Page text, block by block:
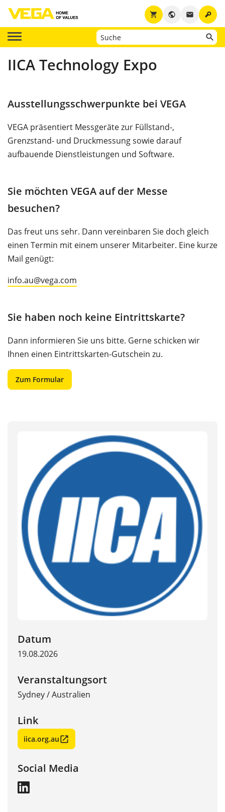
key
email
public
shopping_cart
IICA Technology Expo
Ausstellungsschwerpunkte bei VEGA
VEGA präsentiert Messgeräte zur Füllstand-,
Grenzstand- und Druckmessung sowie darauf
aufbauende Dienstleistungen und Software.
Sie möchten VEGA auf der Messe
besuchen?
Das freut uns sehr. Dann vereinbaren Sie doch gleich
einen Termin mit einem unserer Mitarbeiter. Eine kurze
Mail genügt:
info.au@vega.com
Sie haben noch keine Eintrittskarte?
Dann informieren Sie uns bitte. Gerne schicken wir
Ihnen einen Eintrittskarten-Gutschein zu.
Zum Formular
Datum
19.08.2026
Veranstaltungsort
Sydney/Australien
Link
iica.org.au
Social Media